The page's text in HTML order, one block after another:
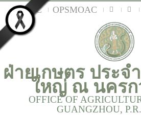
MOAC OPSMOAC
ฝ่ายเกษตร ประจ
ใหญ่ ณ นครก
OFFICE OF
GUANGZHOU,